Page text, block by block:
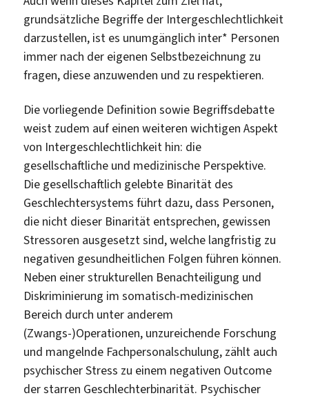
grundsätzliche Begriffe der Intergeschlechtlichkeit
darzustellen, ist es unumgänglich inter* Personen
immer nach der eigenen Selbstbezeichnung zu
fragen, diese anzuwenden und zu respektieren.
Die vorliegende Definition sowie Begriffsdebatte
weist zudem auf einen weiteren wichtigen Aspekt
von Intergeschlechtlichkeit hin: die
gesellschaftliche und medizinische Perspektive.
Die gesellschaftlich gelebte Binarität des
Geschlechtersystems führt dazu, dass Personen,
die nicht dieser Binarität entsprechen, gewissen
Stressoren ausgesetzt sind, welche langfristig zu
negativen gesundheitlichen Folgen führen können.
Neben einer strukturellen Benachteiligung und
Diskriminierung im somatisch-medizinischen
Bereich durch unter anderem
(Zwangs-)Operationen, unzureichende Forschung
und mangelnde Fachpersonalschulung, zählt auch
psychischer Stress zu einem negativen Outcome
der starren Geschlechterbinarität. Psychischer